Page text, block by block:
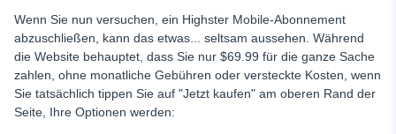
Wenn Sie nun versuchen, ein Highster Mobile-Abonnement
abzuschließen, kann das etwas... seltsam aussehen. Während
die Website behauptet, dass Sie nur $69.99 für die ganze Sache
zahlen, ohne monatliche Gebühren oder versteckte Kosten, wenn
Sie tatsächlich tippen Sie auf "Jetzt kaufen" am oberen Rand der
Seite, Ihre Optionen werden: